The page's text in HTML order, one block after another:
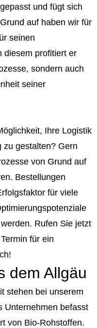
und fügt sich
auf haben wir für
seinen
diesem profitiert er
sondern auch
seiner
Ihre Logistik
zu gestalten? Gern
von Grund auf
Bestellungen
für viele
Rufen Sie jetzt
für ein
dem Allgäu
stehen bei unserem
Unternehmen befasst
von Bio-Rohstoffen.